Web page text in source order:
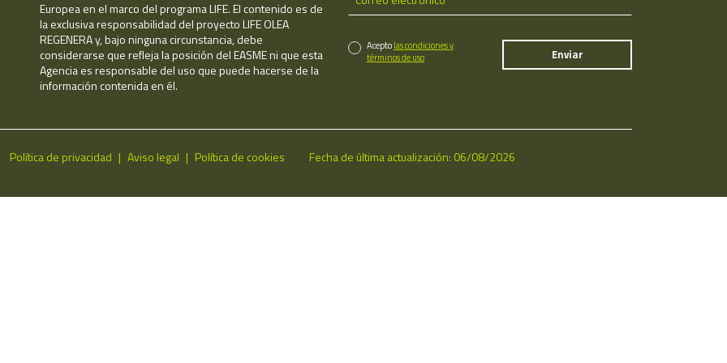
Europea en el marco del programa LIFE. El contenido es de
la exclusiva responsabilidad del proyecto LIFE OLEA
REGENERA y, bajo ninguna circunstancia, debe
considerarse que refleja la posición del EASME ni que esta
Agencia es responsable del uso que puede hacerse de la
información contenida en él.
Aceptolas condiciones y
términos de uso
Política de privacidad Aviso legal Política de cookies Fecha de última actualización: 06/08/2026